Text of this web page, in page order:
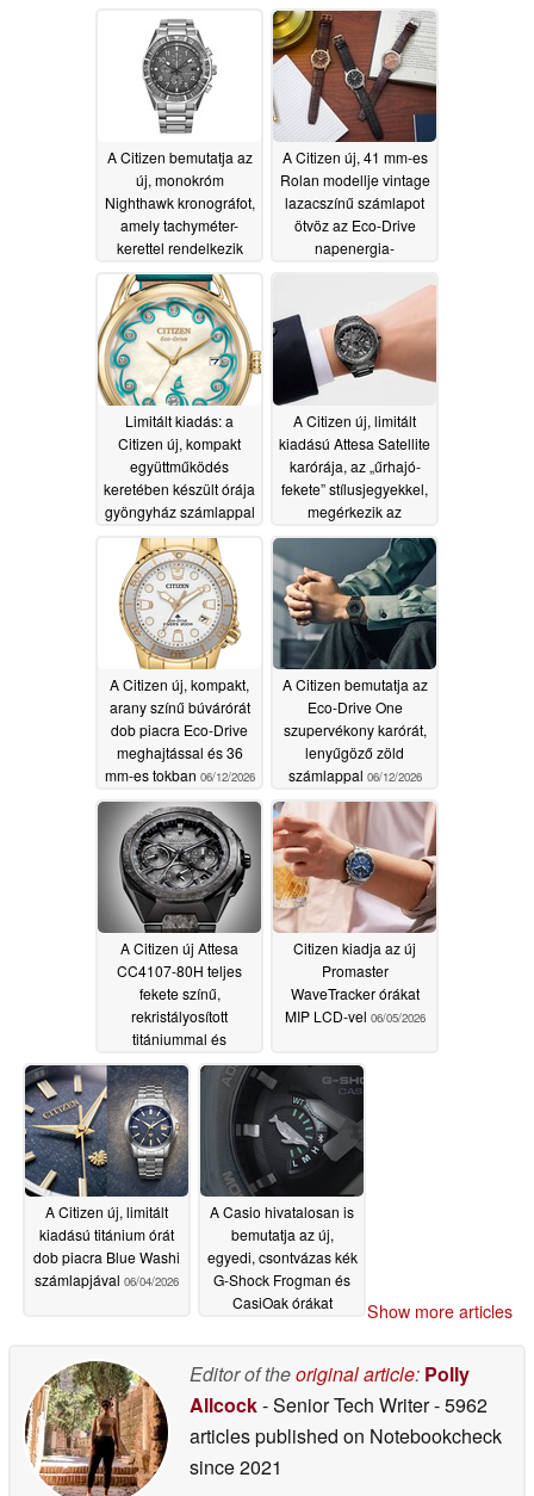
A Citizen bemutatja az
új, monokróm
Nighthawk kronográfot,
amely tachyméter-
kerettel rendelkezik
06/18/2026
A Citizen új, 41 mm-es
Rolan modellje vintage
lazacszínű számlapot
ötvöz az Eco-Drive
napenergia-
Limitált kiadás: a
Citizen új, kompakt
együttműködés
keretében készült órája
gyöngyház számlappal
és Eco-Drive
technológiával jelenik
meg06/16/2026
A Citizen új, limitált
kiadású Attesa Satellite
karórája, az „űrhajó-
fekete” stílusjegyekkel,
megérkezik az
Egyesült Államokba és
az Egyesült
Királyságba06/12/2026
A Citizen új, kompakt,
arany színű búvárórát
dob piacra Eco-Drive
meghajtással és 36
mm-es tokban 06/12/2026
A Citizen bemutatja az
Eco-Drive One
szupervékony karórát,
lenyűgöző zöld
számlappal 06/12/2026
A Citizen új Attesa
CC4107-80H teljes
fekete színű,
rekristályosított
titániummal és
műholdas hullám GPS-
szel06/10/2026
Citizen kiadja az új
Promaster
WaveTracker órákat
MIP LCD-vel 06/05/2026
A Citizen új, limitált
kiadású titánium órát
dob piacra Blue Washi
számlapjával 06/04/2026
A Casio hivatalosan is
bemutatja az új,
egyedi, csontvázas kék
G-Shock Frogman és
CasiOak órákat
Show more articles
Editor of theoriginal article: Polly
Allcock- Senior Tech Writer- 5962
articles published on Notebookcheck
since 2021